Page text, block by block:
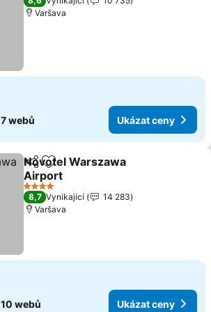
Varšava
7 webů Ukázat ceny
SdíletPřidat na seznam oblíbených
Novotel Warszawa
Airport
Ukázat ceny
4 Počet hvězdiček
8,7 Vynikající
14 283
Varšava
10 webů Ukázat ceny